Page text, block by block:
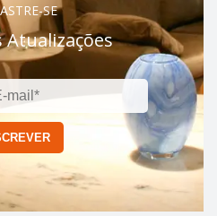
SE
Atualizações